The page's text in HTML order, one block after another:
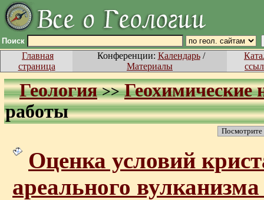
Поиск
Главная
страница
Конференции: Календарь/
Материалы
Геология >> Геохимические
работы
Посмотрите
Оценка условий
ареального